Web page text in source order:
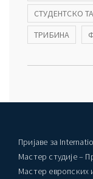
СТУДЕНТСКО
ТРИБИНА
Пријаве за
Мастер студије –
Мастер европских